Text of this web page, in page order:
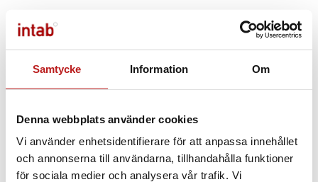
Samtycke Information Om
Denna webbplats använder cookies
Vi använder enhetsidentifierare för att anpassa innehållet
och annonserna till användarna, tillhandahålla funktioner
för sociala medier och analysera vår trafik. Vi
Läs mer om mätning i läkemedelsbranschen
Läs mer om mätning i livmedelsbranschen
PRENUMERERA PÅ VÅRT NYHETSBREV